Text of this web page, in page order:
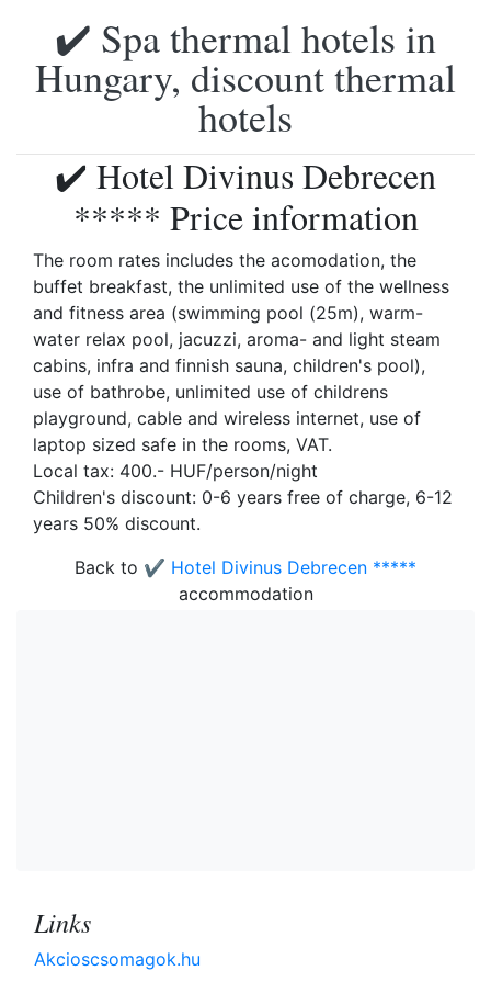
✔️ Spa thermal hotels in
Hungary, discount thermal
hotels
✔️ Hotel Divinus Debrecen
***** Price information
The room rates includes the acomodation, the
buffet breakfast, the unlimited use of the wellness
and fitness area (swimming pool (25m), warm-
water relax pool, jacuzzi, aroma- and light steam
cabins, infra and finnish sauna, children's pool),
use of bathrobe, unlimited use of childrens
playground, cable and wireless internet, use of
laptop sized safe in the rooms, VAT.
Local tax: 400.- HUF/person/night
Children's discount: 0-6 years free of charge, 6-12
years 50% discount.
Back to ✔️ Hotel Divinus Debrecen *****
accommodation
Links
Akcioscsomagok.hu